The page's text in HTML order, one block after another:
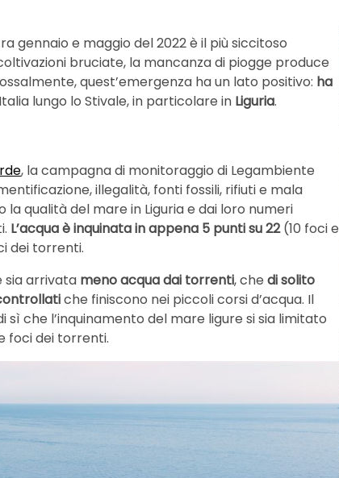
gennaio e maggio del 2022 è il più siccitoso
bruciate, la mancanza di piogge produce
quest’emergenza ha un lato positivo: ha
lungo lo Stivale, in particolare in Liguria.
, la campagna di monitoraggio di Legambiente
illegalità, fonti fossili, rifiuti e mala
qualità del mare in Liguria e dai loro numeri
L’acqua è inquinata in appena 5 punti su 22(10 foci e
dei torrenti.
sia arrivata meno acqua dai torrenti, che di solito
che finiscono nei piccoli corsi d’acqua. Il
che l’inquinamento del mare ligure si sia limitato
foci dei torrenti.